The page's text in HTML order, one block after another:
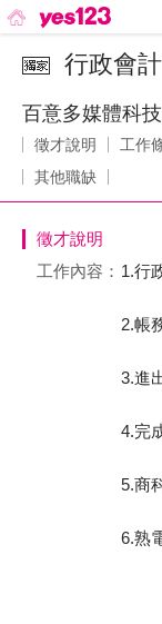
行政會計
百意多媒體科
徵才說明 工作
其他職缺
徵才說明
工作內容： 1.行
2.帳
3.進
4.完
5.商
6.熟